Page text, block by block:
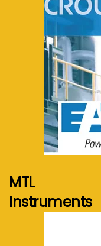
MTL
Instruments